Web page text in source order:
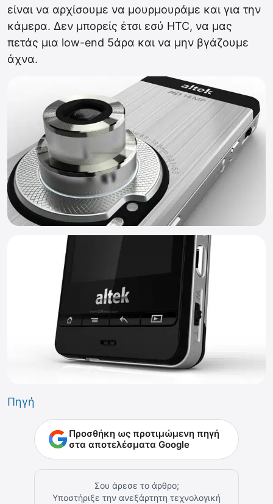
είναι να αρχίσουμε να μουρμουράμε και για την
κάμερα. Δεν μπορείς έτσι εσύ HTC, να μας
πετάς μια low-end 5άρα και να μην βγάζουμε
άχνα.
Πηγή
Προσθήκη ως προτιμώμενη πηγή
στα αποτελέσματα Google
Σου άρεσε το άρθρο;
Υποστήριξε την ανεξάρτητη τεχνολογική